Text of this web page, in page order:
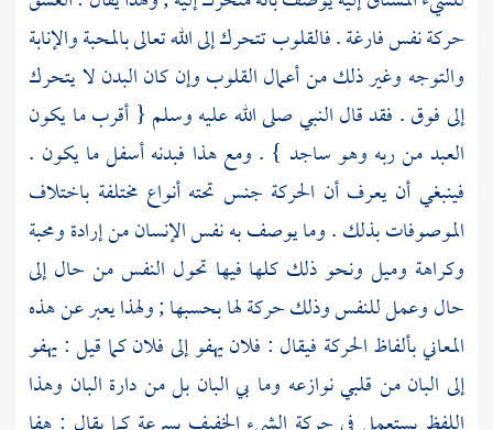
حركة نفس فارغة . فالقلوب تتحرك إلى الله تعالى بالمحبة والإنابة
والتوجه وغير ذلك من أعمال القلوب وإن كان البدن لا يتحرك
إلى فوق . فقد قال النبي صلى الله عليه وسلم { أقرب ما يكون
العبد من ربه وهو ساجد } . ومع هذا فبدنه أسفل ما يكون .
فينبغي أن يعرف أن الحركة جنس تحته أنواع مختلفة باختلاف
الموصوفات بذلك . وما يوصف به نفس الإنسان من إرادة ومحبة
وكراهة وميل ونحو ذلك كلها فيها تحول النفس من حال إلى
حال وعمل للنفس وذلك حركة لها بحسبها ; ولهذا يعبر عن هذه
المعاني بألفاظ الحركة فيقال : فلان يهفو إلى فلان كما قيل : يهفو
إلى البان من قلبي نوازعه وما بي البان بل من دارة البان وهذا